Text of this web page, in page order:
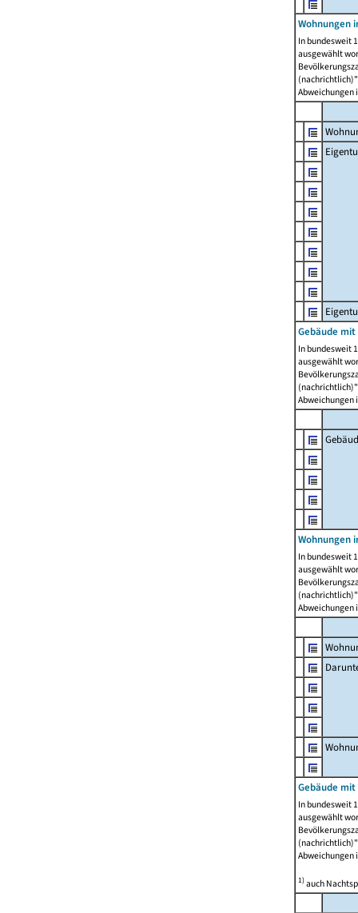
Wohnungen
In bundesweit
ausgewählt
Abweichungen
Gebäude
In bundesweit
ausgewählt
Abweichungen
Wohnungen
In bundesweit
ausgewählt
Abweichungen
Gebäude
In bundesweit
ausgewählt
Abweichungen
1)auch